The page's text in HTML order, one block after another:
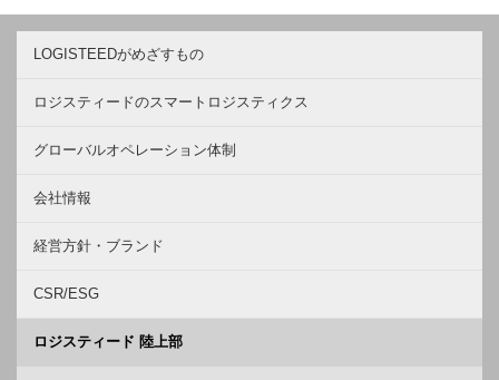
LOGISTEEDがめざすもの
ロジスティードのスマートロジスティクス
グローバルオペレーション体制
会社情報
経営方針・ブランド
CSR/ESG
ロジスティード 陸上部